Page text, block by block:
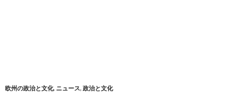
欧州の政治と文化, ニュース, 政治と文化